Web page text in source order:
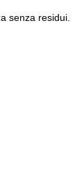
senza residui.